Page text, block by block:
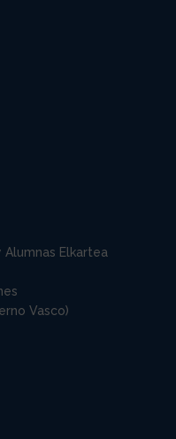
Elkartea
Vasco)